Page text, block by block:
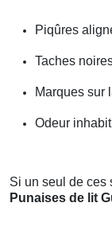
Piqûres
Taches
Marques sur
Odeur
Si un seul de ces
Punaises de lit